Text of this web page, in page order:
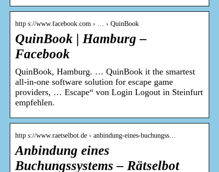
http s://www.facebook.com › … › QuinBook
QuinBook | Hamburg –
Facebook
QuinBook, Hamburg. … QuinBook it the smartest
all-in-one software solution for escape game
providers, … Escape“ von Login Logout in Steinfurt
empfehlen.
http s://www.raetselbot.de › anbindung-eines-buchungss…
Anbindung eines
Buchungssystems – Rätselbot